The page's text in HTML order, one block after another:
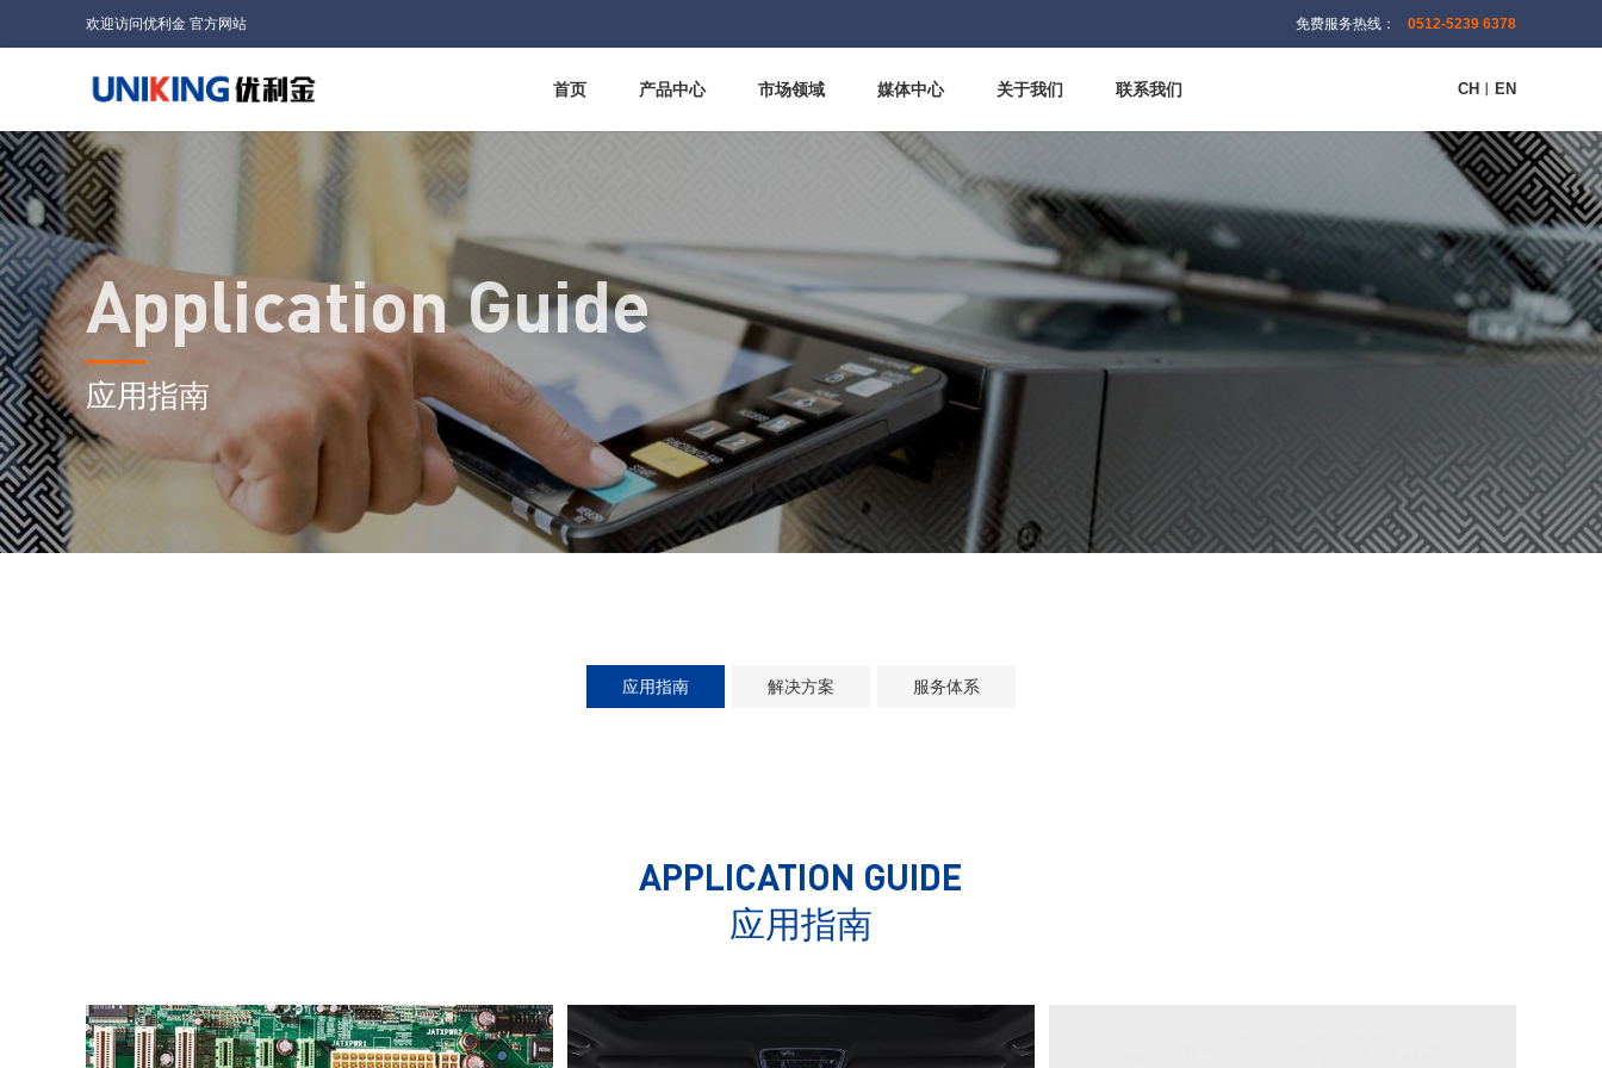
欢迎访问优利金 官方网站 免费服务热线： 0512-5239 6378
CH EN
首页 产品中心 市场领域 媒体中心 关于我们 联系我们
Application Guide
应用指南
应用指南 解决方案 服务体系
APPLICATION GUIDE
应用指南